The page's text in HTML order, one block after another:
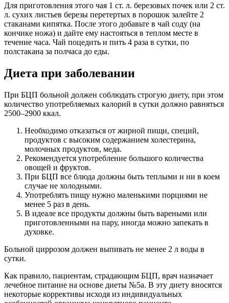
Для приготовления этого чая 1 ст. л. березовых почек или 2 ст.
л. сухих листьев березы перетертых в порошок залейте 2
стаканами кипятка. После этого добавьте в чай соду (на
кончике ножа) и дайте ему настояться в теплом месте в
течение часа. Чай поцедить и пить 4 раза в сутки, по
полстакана за полчаса до еды.
Диета при заболевании
При БЦП больной должен соблюдать строгую диету, при этом
количество употребляемых калорий в сутки должно равняться
2500–2900 ккал.
Необходимо отказаться от жирной пищи, специй,
продуктов с высоким содержанием холестерина,
молочных продуктов, меда.
Рекомендуется употребление большого количества
овощей и фруктов.
При БЦП все блюда должны быть теплыми и ни в коем
случае не холодными.
Употреблять пищу нужно маленькими порциями не
менее 5 раз в день.
В идеале все продукты должны быть вареными или
приготовленными на пару, иногда можно запекать в
духовке.
Больной циррозом должен выпивать не менее 2 л воды в
сутки.
Как правило, пациентам, страдающим БЦП, врач назначает
лечебное питание на основе диеты №5а. В эту диету вносятся
некоторые коррективы исходя из индивидуальных